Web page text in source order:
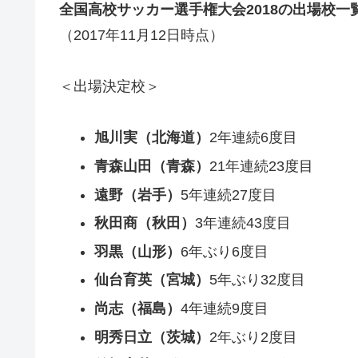
全国高校サッカー選手権大会2018の出場校一
（2017年11月12日時点）
＜出場決定校＞
旭川実（北海道） 2年連続6度目
青森山田（青森） 21年連続23度目
遠野（岩手） 5年連続27度目
秋田商（秋田） 3年連続43度目
羽黒（山形） 6年ぶり6度目
仙台育英（宮城） 5年ぶり32度目
尚志（福島） 4年連続9度目
明秀日立（茨城） 2年ぶり2度目